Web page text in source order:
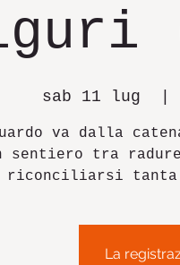
sab 11 lug
va dalla
sentiero tra
riconciliarsi tanta
La